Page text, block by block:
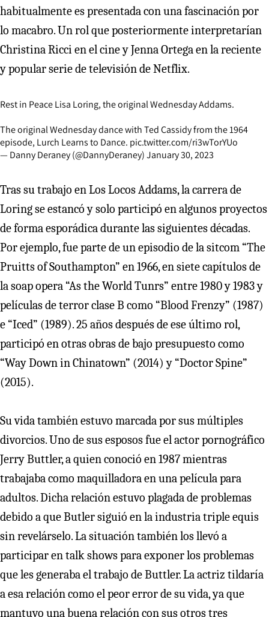
habitualmente es presentada con una fascinación por
lo macabro. Un rol que posteriormente interpretarían
Christina Ricci en el cine y Jenna Ortega en la reciente
y popular serie de televisión de Netflix.
Rest in Peace Lisa Loring, the original Wednesday Addams.
The original Wednesday dance with Ted Cassidy from the 1964
episode, Lurch Learns to Dance. pic.twitter.com/ri3wTorYUo
— Danny Deraney (@DannyDeraney)January 30, 2023
Tras su trabajo en Los Locos Addams, la carrera de
Loring se estancó y solo participó en algunos proyectos
de forma esporádica durante las siguientes décadas.
Por ejemplo, fue parte de un episodio de la sitcom “The
Pruitts of Southampton” en 1966, en siete capítulos de
la soap opera “As the World Tunrs” entre 1980 y 1983 y
películas de terror clase B como “Blood Frenzy” (1987)
e “Iced” (1989). 25 años después de ese último rol,
participó en otras obras de bajo presupuesto como
“Way Down in Chinatown” (2014) y “Doctor Spine”
(2015).
Su vida también estuvo marcada por sus múltiples
divorcios. Uno de sus esposos fue el actor pornográfico
Jerry Buttler, a quien conoció en 1987 mientras
trabajaba como maquilladora en una película para
adultos. Dicha relación estuvo plagada de problemas
debido a que Butler siguió en la industria triple equis
sin revelárselo. La situación también los llevó a
participar en talk shows para exponer los problemas
que les generaba el trabajo de Buttler. La actriz tildaría
a esa relación como el peor error de su vida, ya que
mantuvo una buena relación con sus otros tres